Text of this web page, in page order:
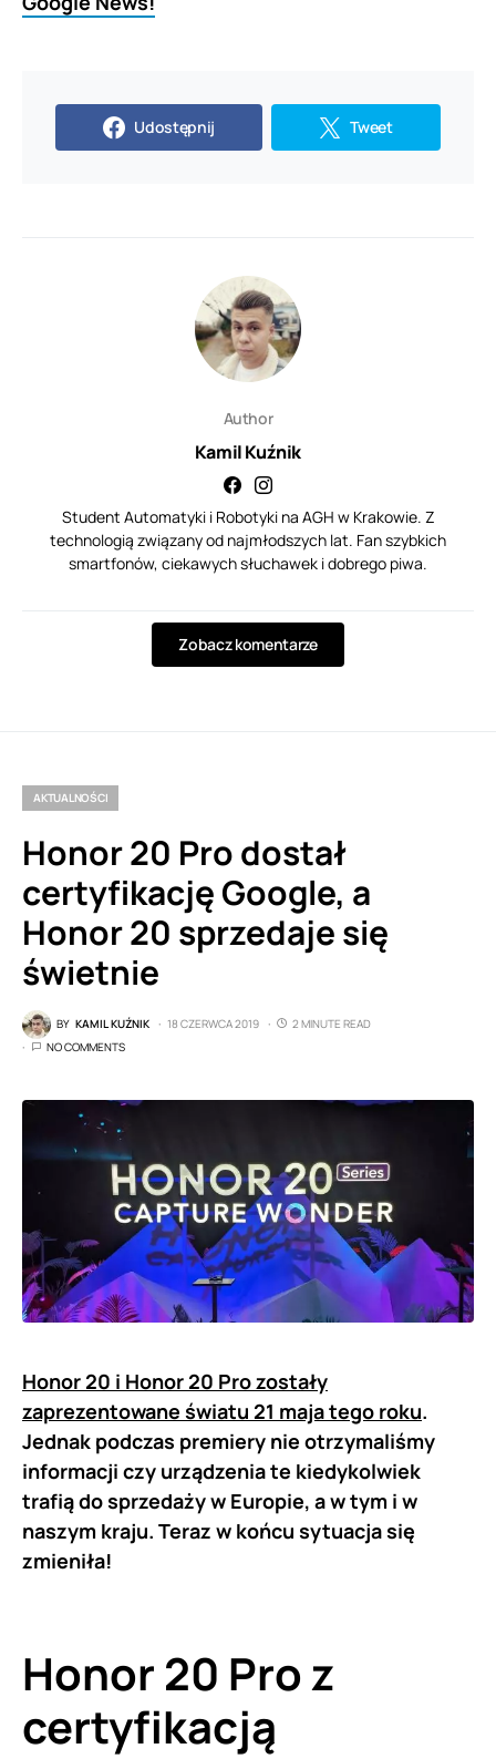
Udostępnij Tweet
Author
Kamil Kuźnik
Student Automatyki i Robotyki na AGH w Krakowie. Z
technologią związany od najmłodszych lat. Fan szybkich
smartfonów, ciekawych słuchawek i dobrego piwa.
Zobacz komentarze
AKTUALNOŚCI
Honor 20 Pro dostał
certyfikację Google, a
Honor 20 sprzedaje się
świetnie
BY KAMIL KUŹNIK 18 CZERWCA 2019
2 MINUTE READ
NO COMMENTS
Honor 20 i Honor 20 Pro zostały
zaprezentowane światu 21 maja tego roku.
Jednak podczas premiery nie otrzymaliśmy
informacji czy urządzenia te kiedykolwiek
trafią do sprzedaży w Europie, a w tym i w
naszym kraju. Teraz w końcu sytuacja się
zmieniła!
Honor 20 Pro z
certyfikacją